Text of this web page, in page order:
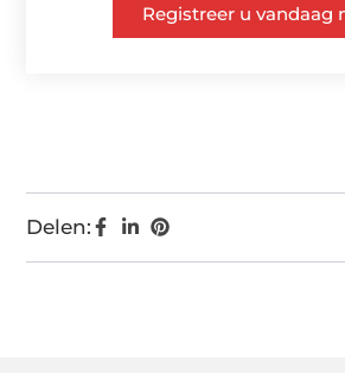
Registreer u vandaag
Delen: